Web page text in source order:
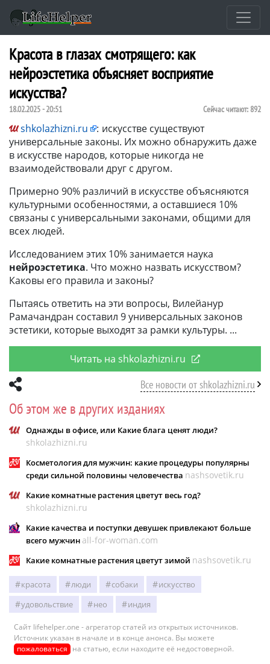
Красота в глазах смотрящего: как
нейроэстетика объясняет восприятие
искусства?
18.02.2025 - 20:51 Сейчас читают: 892
shkolazhizni.ru : искусстве существуют
универсальные законы. Их можно обнаружить даже
в искусстве народов, которые никогда не
взаимодействовали друг с другом.
Примерно 90% различий в искусстве объясняются
культурными особенностями, а оставшиеся 10%
связаны с универсальными законами, общими для
всех людей.
Исследованием этих 10% занимается наука
нейроэстетика. Что можно назвать искусством?
Каковы его правила и законы?
Пытаясь ответить на эти вопросы, Вилейанур
Рамачандран составил 9 универсальных законов
эстетики, которые выходят за рамки культуры.
Читать на shkolazhizni.ru
Все новости от shkolazhizni.ru
Об этом же в других изданиях
Однажды в офисе, или Какие блага ценят люди?
shkolazhizni.ru
Косметология для мужчин: какие процедуры популярны
среди сильной половины человечества nashsovetik.ru
Какие комнатные растения цветут весь год?
shkolazhizni.ru
Какие качества и поступки девушек привлекают больше
всего мужчин all-for-woman.com
Какие комнатные растения цветут зимой nashsovetik.ru
красота люди собаки
искусство
удовольствие
нео индия
Сайт lifehelper.one - агрегатор статей из открытых источников.
Источник указан в начале и в конце анонса. Вы можете
пожаловаться на статью, если находите её недостоверной.